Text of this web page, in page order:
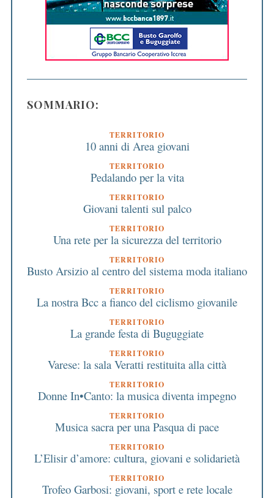
SOMMARIO:
TERRITORIO
10 anni di Area giovani
TERRITORIO
Pedalando per la vita
TERRITORIO
Giovani talenti sul palco
TERRITORIO
Una rete per la sicurezza del territorio
TERRITORIO
Busto Arsizio al centro del sistema moda italiano
TERRITORIO
La nostra Bcc a fianco del ciclismo giovanile
TERRITORIO
La grande festa di Buguggiate
TERRITORIO
Varese: la sala Veratti restituita alla città
TERRITORIO
Donne In•Canto: la musica diventa impegno
TERRITORIO
Musica sacra per una Pasqua di pace
TERRITORIO
L’Elisir d’amore: cultura, giovani e solidarietà
TERRITORIO
Trofeo Garbosi: giovani, sport e rete locale